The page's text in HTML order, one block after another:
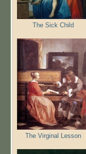
The Sick Child
The Virginal Lesson